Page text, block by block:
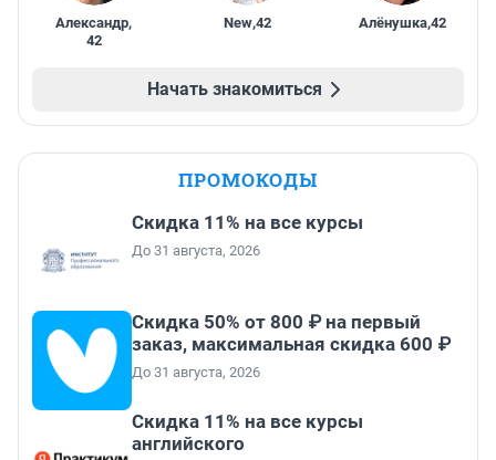
Александр,
42
New,42 Алёнушка,42
Начать знакомиться
ПРОМОКОДЫ
Скидка 11% на все курсы
До 31 августа, 2026
Скидка 50% от 800 ₽ на первый
заказ, максимальная скидка 600 ₽
До 31 августа, 2026
Скидка 11% на все курсы
английского